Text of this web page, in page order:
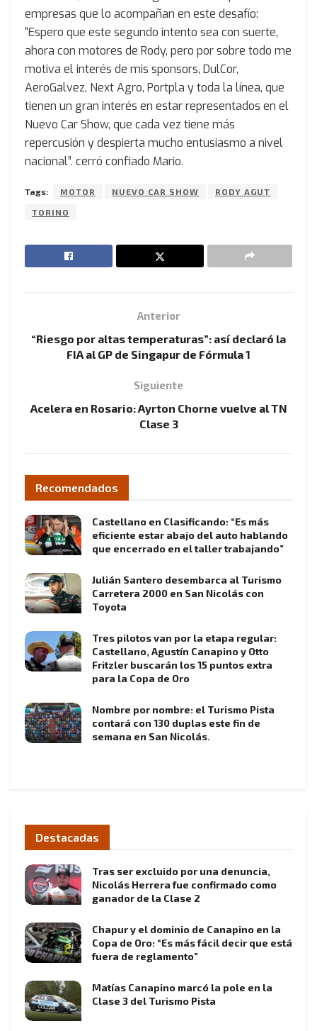
empresas que lo acompañan en este desafío:
“Espero que este segundo intento sea con suerte,
ahora con motores de Rody, pero por sobre todo me
motiva el interés de mis sponsors, DulCor,
AeroGalvez, Next Agro, Portpla y toda la línea, que
tienen un gran interés en estar representados en el
Nuevo Car Show, que cada vez tiene más
repercusión y despierta mucho entusiasmo a nivel
nacional”. cerró confiado Mario.
Tags: MOTOR NUEVO CAR SHOW RODY AGUT
TORINO
Anterior
“Riesgo por altas temperaturas”: así declaró la
FIA al GP de Singapur de Fórmula 1
Siguiente
Acelera en Rosario: Ayrton Chorne vuelve al TN
Clase 3
Recomendados
Castellano en Clasificando: “Es más
eficiente estar abajo del auto hablando
que encerrado en el taller trabajando”
Julián Santero desembarca al Turismo
Carretera 2000 en San Nicolás con
Toyota
Tres pilotos van por la etapa regular:
Castellano, Agustín Canapino y Otto
Fritzler buscarán los 15 puntos extra
para la Copa de Oro
Nombre por nombre: el Turismo Pista
contará con 130 duplas este fin de
semana en San Nicolás.
Destacadas
Tras ser excluido por una denuncia,
Nicolás Herrera fue confirmado como
ganador de la Clase 2
Chapur y el dominio de Canapino en la
Copa de Oro: “Es más fácil decir que está
fuera de reglamento”
Matías Canapino marcó la pole en la
Clase 3 del Turismo Pista